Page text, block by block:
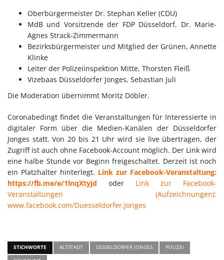
Oberbürgermeister Dr. Stephan Keller (CDU)
MdB und Vorsitzende der FDP Düsseldorf, Dr. Marie-
Agnes Strack-Zimmermann
Bezirksbürgermeister und Mitglied der Grünen, Annette
Klinke
Leiter der Polizeiinspektion Mitte, Thorsten Fleiß
Vizebaas Düsseldorfer Jonges, Sebastian Juli
Die Moderation übernimmt Moritz Döbler.
Coronabedingt findet die Veranstaltungen für Interessierte in
digitaler Form über die Medien-Kanälen der Düsseldorfer
Jonges statt. Von 20 bis 21 Uhr wird sie live übertragen, der
Zugriff ist auch ohne Facebook-Account möglich. Der Link wird
eine halbe Stunde vor Beginn freigeschaltet. Derzeit ist noch
ein Platzhalter hinterlegt. Link zur Facebook-Veranstaltung:
https://fb.me/e/1lnqXtyjd
oder Link zur Facebook-
Veranstaltungen (Aufzeichnungen):
www.facebook.com/Duesseldorfer.Jonges
STICHWORTE ALTSTADT DÜSSELDORFER JONGES
POLIZEI